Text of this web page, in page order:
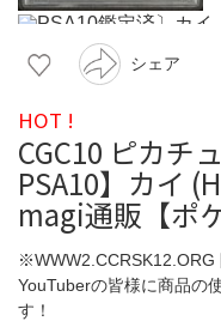
シェア
HOT !
CGC10 ピカチ
PSA10】カイ
magi通販【ポ
※WWW2.CCRSK12.ORG
YouTuberの皆様に商品の
す！